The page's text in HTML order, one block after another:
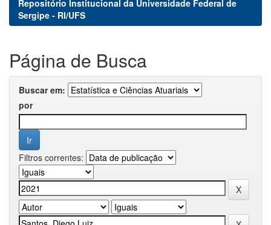
Repositório Institucional da Universidade Federal de
Sergipe - RI/UFS
Página de Busca
Buscar em:
por
Filtros correntes: